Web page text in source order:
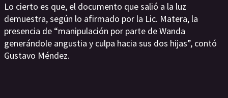
Lo cierto es que, el documento que salió a la luz
demuestra, según lo afirmado por la Lic. Matera, la
presencia de “manipulación por parte de Wanda
generándole angustia y culpa hacia sus dos hijas”, contó
Gustavo Méndez.